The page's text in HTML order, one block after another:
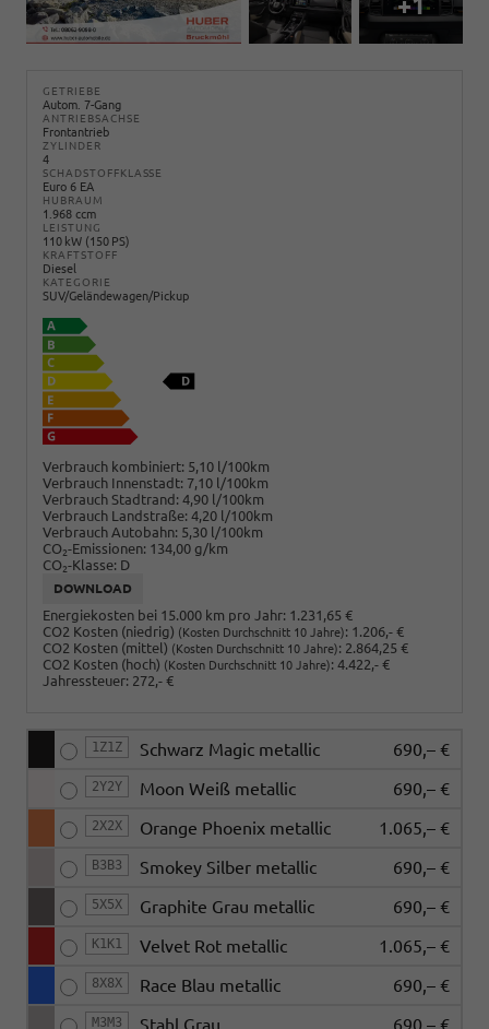
GETRIEBE
Autom. 7-Gang
ANTRIEBSACHSE
Frontantrieb
ZYLINDER
4
SCHADSTOFFKLASSE
Euro 6 EA
HUBRAUM
1.968 ccm
LEISTUNG
110 kW (150 PS)
KRAFTSTOFF
Diesel
KATEGORIE
SUV/Geländewagen/Pickup
Verbrauch kombiniert: 5,10 l/100km
Verbrauch Innenstadt: 7,10 l/100km
Verbrauch Stadtrand: 4,90 l/100km
Verbrauch Landstraße: 4,20 l/100km
Verbrauch Autobahn: 5,30 l/100km
CO2-Emissionen: 134,00 g/km
CO2-Klasse: D
DOWNLOAD
Energiekosten bei 15.000 km pro Jahr: 1.231,65 €
CO2 Kosten (niedrig) (Kosten Durchschnitt 10 Jahre): 1.206,- €
CO2 Kosten (mittel) (Kosten Durchschnitt 10 Jahre): 2.864,25 €
CO2 Kosten (hoch) (Kosten Durchschnitt 10 Jahre): 4.422,- €
Jahressteuer: 272,- €
1Z1Z Schwarz Magic metallic 690,– €
2Y2Y Moon Weiß metallic 690,– €
2X2X Orange Phoenix metallic 1.065,– €
B3B3 Smokey Silber metallic 690,– €
5X5X Graphite Grau metallic 690,– €
K1K1 Velvet Rot metallic 1.065,– €
8X8X Race Blau metallic 690,– €
M3M3 Stahl Grau 690,– €